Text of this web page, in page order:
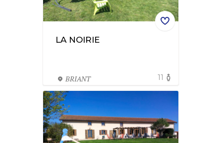
LA NOIRIE
BRIANT 11